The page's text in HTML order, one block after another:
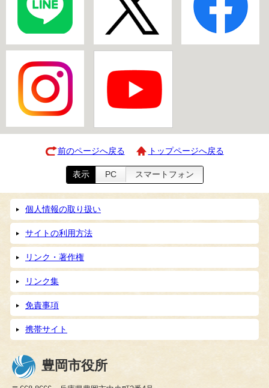
前のページへ戻る トップページへ戻る
表示 PC スマートフォン
個人情報の取り扱い
サイトの利用方法
リンク・著作権
リンク集
免責事項
携帯サイト
豊岡市役所